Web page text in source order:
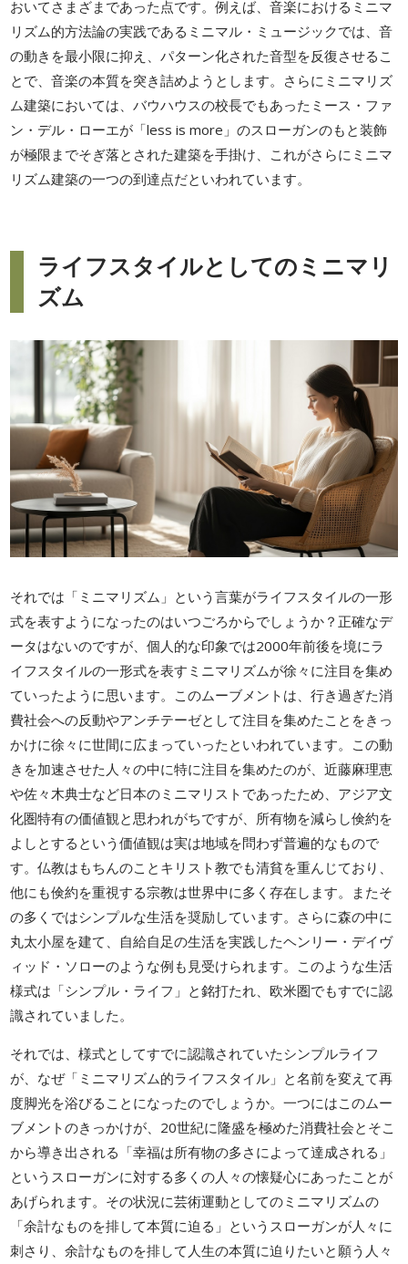
おいてさまざまであった点です。例えば、音楽におけるミニマ
リズム的方法論の実践であるミニマル・ミュージックでは、音
の動きを最小限に抑え、パターン化された音型を反復させるこ
とで、音楽の本質を突き詰めようとします。さらにミニマリズ
ム建築においては、バウハウスの校長でもあったミース・ファ
ン・デル・ローエが「less is more」のスローガンのもと装飾
が極限までそぎ落とされた建築を手掛け、これがさらにミニマ
リズム建築の一つの到達点だといわれています。
ライフスタイルとしてのミニマリ
ズム
それでは「ミニマリズム」という言葉がライフスタイルの一形
式を表すようになったのはいつごろからでしょうか？正確なデ
ータはないのですが、個人的な印象では2000年前後を境にラ
イフスタイルの一形式を表すミニマリズムが徐々に注目を集め
ていったように思います。このムーブメントは、行き過ぎた消
費社会への反動やアンチテーゼとして注目を集めたことをきっ
かけに徐々に世間に広まっていったといわれています。この動
きを加速させた人々の中に特に注目を集めたのが、近藤麻理恵
や佐々木典士など日本のミニマリストであったため、アジア文
化圏特有の価値観と思われがちですが、所有物を減らし倹約を
よしとするという価値観は実は地域を問わず普遍的なもので
す。仏教はもちんのことキリスト教でも清貧を重んじており、
他にも倹約を重視する宗教は世界中に多く存在します。またそ
の多くではシンプルな生活を奨励しています。さらに森の中に
丸太小屋を建て、自給自足の生活を実践したヘンリー・デイヴ
ィッド・ソローのような例も見受けられます。このような生活
様式は「シンプル・ライフ」と銘打たれ、欧米圏でもすでに認
識されていました。
それでは、様式としてすでに認識されていたシンプルライフ
が、なぜ「ミニマリズム的ライフスタイル」と名前を変えて再
度脚光を浴びることになったのでしょうか。一つにはこのムー
ブメントのきっかけが、20世紀に隆盛を極めた消費社会とそこ
から導き出される「幸福は所有物の多さによって達成される」
というスローガンに対する多くの人々の懐疑心にあったことが
あげられます。その状況に芸術運動としてのミニマリズムの
「余計なものを排して本質に迫る」というスローガンが人々に
刺さり、余計なものを排して人生の本質に迫りたいと願う人々